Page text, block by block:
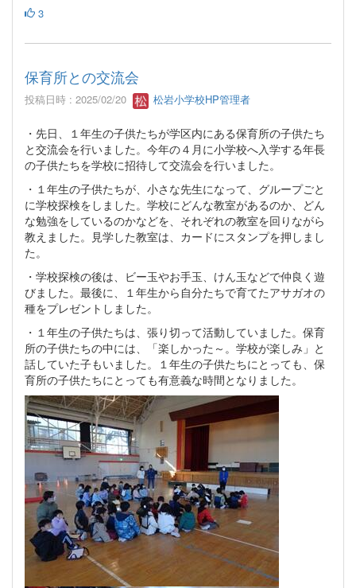
3
保育所との交流会
投稿日時 : 2025/02/20 松岩小学校HP管理者
・先日、１年生の子供たちが学区内にある保育所の子供たち
と交流会を行いました。今年の４月に小学校へ入学する年長
の子供たちを学校に招待して交流会を行いました。
・１年生の子供たちが、小さな先生になって、グループごと
に学校探検をしました。学校にどんな教室があるのか、どん
な勉強をしているのかなどを、それぞれの教室を回りながら
教えました。見学した教室は、カードにスタンプを押しまし
た。
・学校探検の後は、ビー玉やお手玉、けん玉などで仲良く遊
びました。最後に、１年生から自分たちで育てたアサガオの
種をプレゼントしました。
・１年生の子供たちは、張り切って活動していました。保育
所の子供たちの中には、「楽しかった～。学校が楽しみ」と
話していた子もいました。１年生の子供たちにとっても、保
育所の子供たちにとっても有意義な時間となりました。